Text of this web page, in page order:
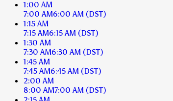
1:00 AM
7:00 AM6:00 AM (DST)
1:15 AM
7:15 AM6:15 AM (DST)
1:30 AM
7:30 AM6:30 AM (DST)
1:45 AM
7:45 AM6:45 AM (DST)
2:00 AM
8:00 AM7:00 AM (DST)